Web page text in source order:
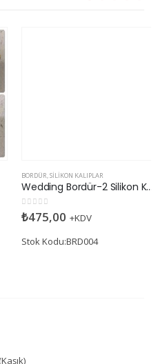
Stok Kodu:BRD004